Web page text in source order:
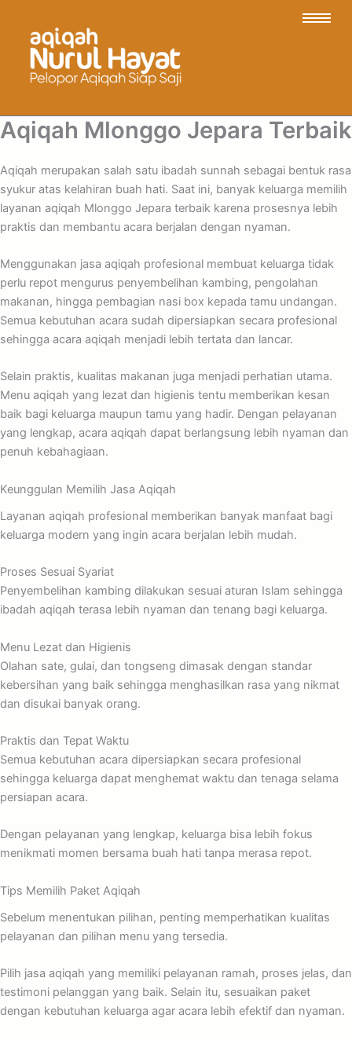
Aqiqah Mlonggo Jepara Terbaik
Aqiqah merupakan salah satu ibadah sunnah sebagai bentuk rasa
syukur atas kelahiran buah hati. Saat ini, banyak keluarga memilih
layanan aqiqah Mlonggo Jepara terbaik karena prosesnya lebih
praktis dan membantu acara berjalan dengan nyaman.
Menggunakan jasa aqiqah profesional membuat keluarga tidak
perlu repot mengurus penyembelihan kambing, pengolahan
makanan, hingga pembagian nasi box kepada tamu undangan.
Semua kebutuhan acara sudah dipersiapkan secara profesional
sehingga acara aqiqah menjadi lebih tertata dan lancar.
Selain praktis, kualitas makanan juga menjadi perhatian utama.
Menu aqiqah yang lezat dan higienis tentu memberikan kesan
baik bagi keluarga maupun tamu yang hadir. Dengan pelayanan
yang lengkap, acara aqiqah dapat berlangsung lebih nyaman dan
penuh kebahagiaan.
Keunggulan Memilih Jasa Aqiqah
Layanan aqiqah profesional memberikan banyak manfaat bagi
keluarga modern yang ingin acara berjalan lebih mudah.
Proses Sesuai Syariat
Penyembelihan kambing dilakukan sesuai aturan Islam sehingga
ibadah aqiqah terasa lebih nyaman dan tenang bagi keluarga.
Menu Lezat dan Higienis
Olahan sate, gulai, dan tongseng dimasak dengan standar
kebersihan yang baik sehingga menghasilkan rasa yang nikmat
dan disukai banyak orang.
Praktis dan Tepat Waktu
Semua kebutuhan acara dipersiapkan secara profesional
sehingga keluarga dapat menghemat waktu dan tenaga selama
persiapan acara.
Dengan pelayanan yang lengkap, keluarga bisa lebih fokus
menikmati momen bersama buah hati tanpa merasa repot.
Tips Memilih Paket Aqiqah
Sebelum menentukan pilihan, penting memperhatikan kualitas
pelayanan dan pilihan menu yang tersedia.
Pilih jasa aqiqah yang memiliki pelayanan ramah, proses jelas, dan
testimoni pelanggan yang baik. Selain itu, sesuaikan paket
dengan kebutuhan keluarga agar acara lebih efektif dan nyaman.